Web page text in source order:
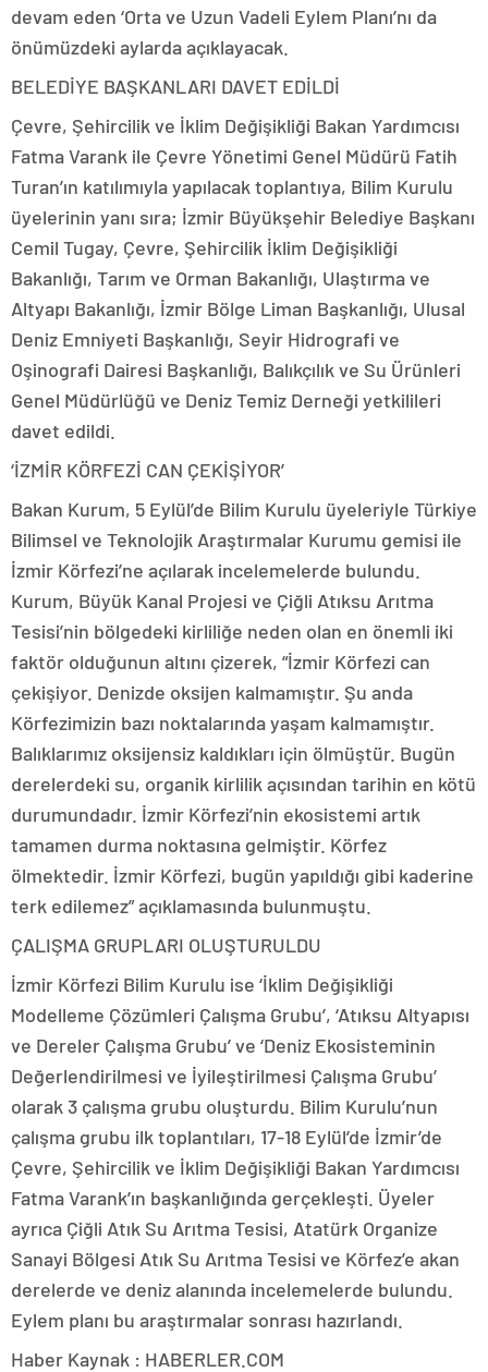
devam eden ‘Orta ve Uzun Vadeli Eylem Planı’nı da
önümüzdeki aylarda açıklayacak.
BELEDİYE BAŞKANLARI DAVET EDİLDİ
Çevre, Şehircilik ve İklim Değişikliği Bakan Yardımcısı
Fatma Varank ile Çevre Yönetimi Genel Müdürü Fatih
Turan’ın katılımıyla yapılacak toplantıya, Bilim Kurulu
üyelerinin yanı sıra; İzmir Büyükşehir Belediye Başkanı
Cemil Tugay, Çevre, Şehircilik İklim Değişikliği
Bakanlığı, Tarım ve Orman Bakanlığı, Ulaştırma ve
Altyapı Bakanlığı, İzmir Bölge Liman Başkanlığı, Ulusal
Deniz Emniyeti Başkanlığı, Seyir Hidrografi ve
Oşinografi Dairesi Başkanlığı, Balıkçılık ve Su Ürünleri
Genel Müdürlüğü ve Deniz Temiz Derneği yetkilileri
davet edildi.
‘İZMİR KÖRFEZİ CAN ÇEKİŞİYOR’
Bakan Kurum, 5 Eylül’de Bilim Kurulu üyeleriyle Türkiye
Bilimsel ve Teknolojik Araştırmalar Kurumu gemisi ile
İzmir Körfezi’ne açılarak incelemelerde bulundu.
Kurum, Büyük Kanal Projesi ve Çiğli Atıksu Arıtma
Tesisi’nin bölgedeki kirliliğe neden olan en önemli iki
faktör olduğunun altını çizerek, “İzmir Körfezi can
çekişiyor. Denizde oksijen kalmamıştır. Şu anda
Körfezimizin bazı noktalarında yaşam kalmamıştır.
Balıklarımız oksijensiz kaldıkları için ölmüştür. Bugün
derelerdeki su, organik kirlilik açısından tarihin en kötü
durumundadır. İzmir Körfezi’nin ekosistemi artık
tamamen durma noktasına gelmiştir. Körfez
ölmektedir. İzmir Körfezi, bugün yapıldığı gibi kaderine
terk edilemez” açıklamasında bulunmuştu.
ÇALIŞMA GRUPLARI OLUŞTURULDU
İzmir Körfezi Bilim Kurulu ise ‘İklim Değişikliği
Modelleme Çözümleri Çalışma Grubu’, ‘Atıksu Altyapısı
ve Dereler Çalışma Grubu’ ve ‘Deniz Ekosisteminin
Değerlendirilmesi ve İyileştirilmesi Çalışma Grubu’
olarak 3 çalışma grubu oluşturdu. Bilim Kurulu’nun
çalışma grubu ilk toplantıları, 17-18 Eylül’de İzmir’de
Çevre, Şehircilik ve İklim Değişikliği Bakan Yardımcısı
Fatma Varank’ın başkanlığında gerçekleşti. Üyeler
ayrıca Çiğli Atık Su Arıtma Tesisi, Atatürk Organize
Sanayi Bölgesi Atık Su Arıtma Tesisi ve Körfez’e akan
derelerde ve deniz alanında incelemelerde bulundu.
Eylem planı bu araştırmalar sonrası hazırlandı.
Haber Kaynak : HABERLER.COM